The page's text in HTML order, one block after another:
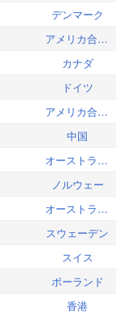
デンマーク
アメリカ合衆国
カナダ
ドイツ
アメリカ合衆国
中国
オーストラリア
ノルウェー
オーストラリア
スウェーデン
スイス
ポーランド
香港